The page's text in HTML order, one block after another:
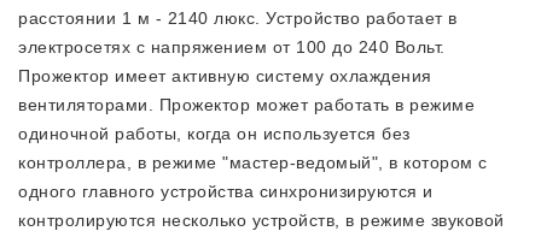
расстоянии 1 м - 2140 люкс. Устройство работает в
электросетях с напряжением от 100 до 240 Вольт.
Прожектор имеет активную систему охлаждения
вентиляторами. Прожектор может работать в режиме
одиночной работы, когда он используется без
контроллера, в режиме "мастер-ведомый", в котором с
одного главного устройства синхронизируются и
контролируются несколько устройств, в режиме звуковой